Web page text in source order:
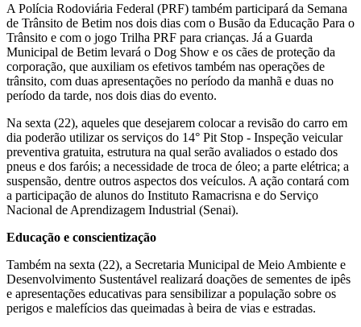
A Polícia Rodoviária Federal (PRF) também participará da Semana
de Trânsito de Betim nos dois dias com o Busão da Educação Para o
Trânsito e com o jogo Trilha PRF para crianças. Já a Guarda
Municipal de Betim levará o Dog Show e os cães de proteção da
corporação, que auxiliam os efetivos também nas operações de
trânsito, com duas apresentações no período da manhã e duas no
período da tarde, nos dois dias do evento.
Na sexta (22), aqueles que desejarem colocar a revisão do carro em
dia poderão utilizar os serviços do 14° Pit Stop - Inspeção veicular
preventiva gratuita, estrutura na qual serão avaliados o estado dos
pneus e dos faróis; a necessidade de troca de óleo; a parte elétrica; a
suspensão, dentre outros aspectos dos veículos. A ação contará com
a participação de alunos do Instituto Ramacrisna e do Serviço
Nacional de Aprendizagem Industrial (Senai).
Educação e conscientização
Também na sexta (22), a Secretaria Municipal de Meio Ambiente e
Desenvolvimento Sustentável realizará doações de sementes de ipês
e apresentações educativas para sensibilizar a população sobre os
perigos e malefícios das queimadas à beira de vias e estradas.